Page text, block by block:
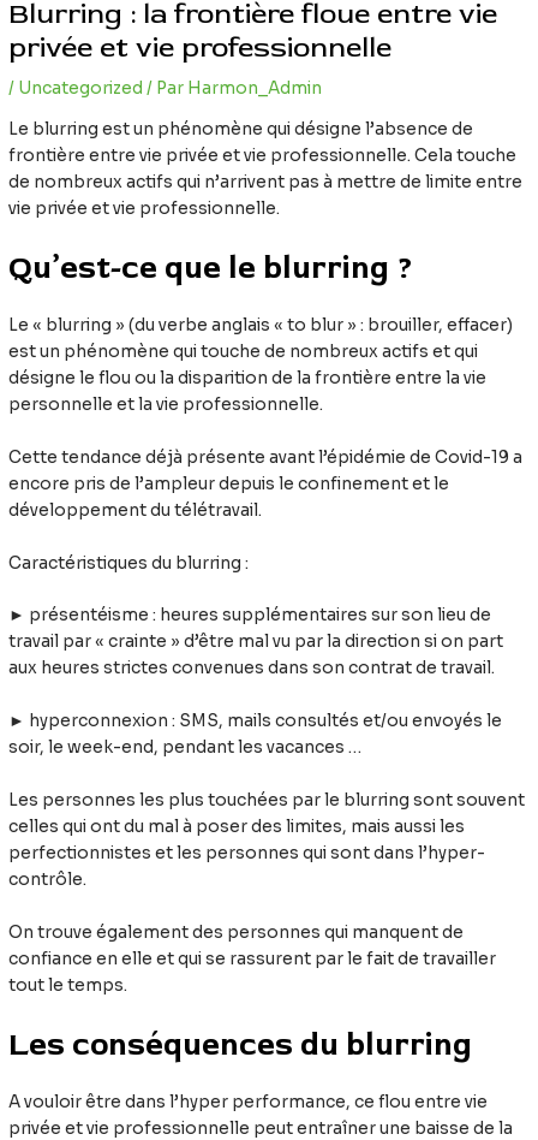
Blurring : la frontière floue entre vie
privée et vie professionnelle
/ Uncategorized / Par Harmon_Admin
Le blurring est un phénomène qui désigne l’absence de
frontière entre vie privée et vie professionnelle. Cela touche
de nombreux actifs qui n’arrivent pas à mettre de limite entre
vie privée et vie professionnelle.
Qu’est-ce que le blurring ?
Le « blurring » (du verbe anglais « to blur » : brouiller, effacer)
est un phénomène qui touche de nombreux actifs et qui
désigne le flou ou la disparition de la frontière entre la vie
personnelle et la vie professionnelle.
Cette tendance déjà présente avant l’épidémie de Covid-19 a
encore pris de l’ampleur depuis le confinement et le
développement du télétravail.
Caractéristiques du blurring :
► présentéisme : heures supplémentaires sur son lieu de
travail par « crainte » d’être mal vu par la direction si on part
aux heures strictes convenues dans son contrat de travail.
► hyperconnexion : SMS, mails consultés et/ou envoyés le
soir, le week-end, pendant les vacances …
Les personnes les plus touchées par le blurring sont souvent
celles qui ont du mal à poser des limites, mais aussi les
perfectionnistes et les personnes qui sont dans l’hyper-
contrôle.
On trouve également des personnes qui manquent de
confiance en elle et qui se rassurent par le fait de travailler
tout le temps.
Les conséquences du blurring
A vouloir être dans l’hyper performance, ce flou entre vie
privée et vie professionnelle peut entraîner une baisse de la